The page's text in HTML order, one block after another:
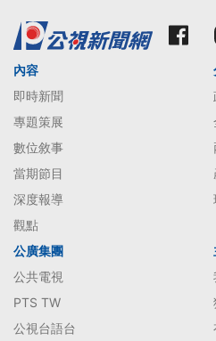
內容
即時新聞
專題策展
數位敘事
當期節目
深度報導
觀點
公廣集團
公共電視
PTS TW
公視台語台